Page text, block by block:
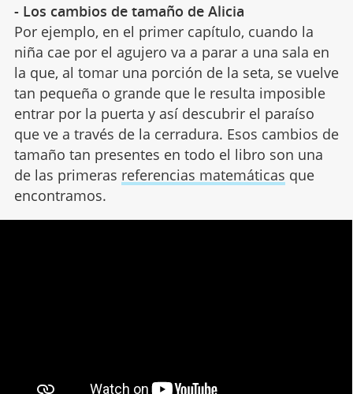
- Los cambios de tamaño de Alicia
Por ejemplo, en el primer capítulo, cuando la
niña cae por el agujero va a parar a una sala en
la que, al tomar una porción de la seta, se vuelve
tan pequeña o grande que le resulta imposible
entrar por la puerta y así descubrir el paraíso
que ve a través de la cerradura. Esos cambios de
tamaño tan presentes en todo el libro son una
de las primeras referencias matemáticas que
encontramos.